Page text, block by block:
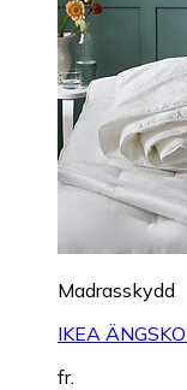
Madrasskydd
IKEA
fr.